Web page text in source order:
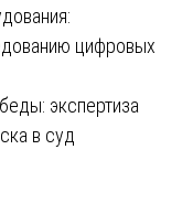
цифровых
экспертиза
в суд